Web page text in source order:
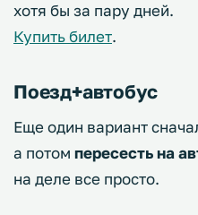
хотя бы за пару дней.
Купить билет.
Поезд+автобус
Еще один вариант
а потом пересесть на
на деле все просто.